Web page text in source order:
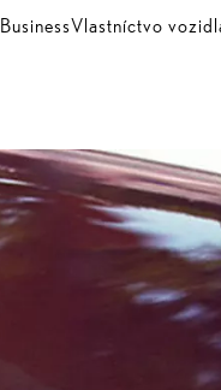
BusinessVlastníctvo